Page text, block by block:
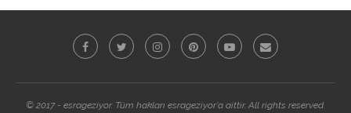
© 2017 - esrageziyor. Tüm hakları esrageziyor'a aittir. All rights reserved.